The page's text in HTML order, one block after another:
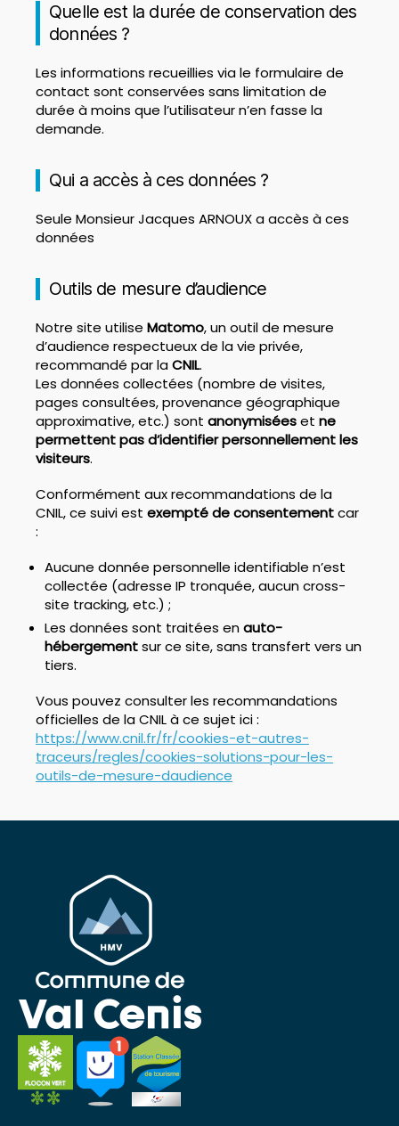
Quelle est la durée de conservation des
données ?
Les informations recueillies via le formulaire de
contact sont conservées sans limitation de
durée à moins que l’utilisateur n’en fasse la
demande.
Qui a accès à ces données ?
Seule Monsieur Jacques ARNOUX a accès à ces
données
Outils de mesure d’audience
Notre site utilise Matomo, un outil de mesure
d’audience respectueux de la vie privée,
recommandé par laCNIL.
Les données collectées (nombre de visites,
pages consultées, provenance géographique
approximative, etc.) sont anonymiséeset ne
permettent pas d’identifier personnellement les
visiteurs.
Conformément aux recommandations de la
CNIL, ce suivi est exempté de consentementcar
:
Aucune donnée personnelle identifiable n’est
collectée (adresse IP tronquée, aucun cross-
site tracking, etc.) ;
Les données sont traitées enauto-
hébergementsur ce site, sans transfert vers un
tiers.
Vous pouvez consulter les recommandations
officielles de la CNIL à ce sujet ici :
https://www.cnil.fr/fr/cookies-et-autres-
traceurs/regles/cookies-solutions-pour-les-
outils-de-mesure-daudience